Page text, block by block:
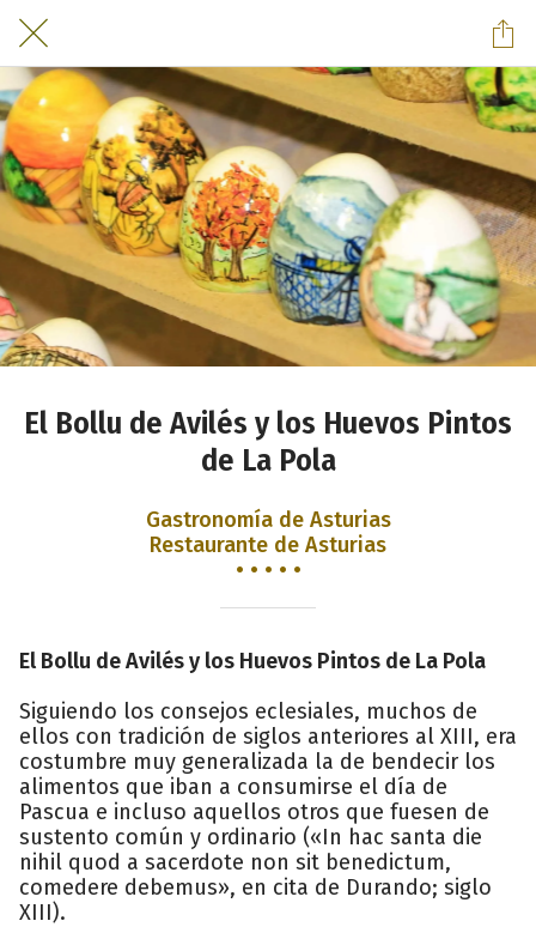
El Bollu de Avilés y los Huevos Pintos
de La Pola
Gastronomía de Asturias
Restaurante de Asturias
• • • • •
El Bollu de Avilés y los Huevos Pintos de La Pola
Siguiendo los consejos eclesiales, muchos de
ellos con tradición de siglos anteriores al XIII, era
costumbre muy generalizada la de bendecir los
alimentos que iban a consumirse el día de
Pascua e incluso aquellos otros que fuesen de
sustento común y ordinario («In hac santa die
nihil quod a sacerdote non sit benedictum,
comedere debemus», en cita de Durando; siglo
XIII).